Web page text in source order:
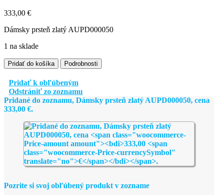
333,00 €
Dámsky prsteň zlatý AUPD000050
1 na sklade
množstvo
Dámsky
prsteň
zlatý
AUPD000050
Pridať do košíka Podrobnosti
Pridať k obľúbeným
Odstrániť zo zoznamu
Pridané do zoznamu, Dámsky prsteň zlatý AUPD000050, cena
333,00 €.
Pozrite si svoj obľúbený produkt v zozname